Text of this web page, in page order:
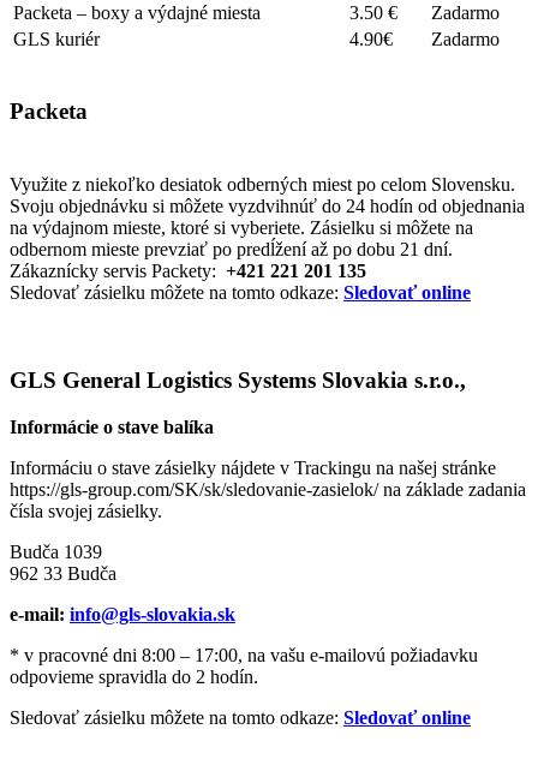
Packeta – boxy a výdajné miesta
3.50 €
Zadarmo
GLS kuriér
4.90€ Zadarmo
Packeta
Využite z niekoľko desiatok odberných miest po celom Slovensku.
Svoju objednávku si môžete vyzdvihnúť do 24 hodín od objednania
na výdajnom mieste, ktoré si vyberiete. Zásielku si môžete na
odbernom mieste prevziať po predĺžení až po dobu 21 dní.
Zákaznícky servis Packety: +421 221 201 135
Sledovať zásielku môžete na tomto odkaze: Sledovať online
GLS General Logistics Systems Slovakia s.r.o.,
Informácie o stave balíka
Informáciu o stave zásielky nájdete v Trackingu na našej stránke
https://gls-group.com/SK/sk/sledovanie-zasielok/ na základe zadania
čísla svojej zásielky.
Budča 1039
962 33 Budča
e-mail: info@gls-slovakia.sk
* v pracovné dni 8:00 – 17:00, na vašu e-mailovú požiadavku
odpovieme spravidla do 2 hodín.
Sledovať zásielku môžete na tomto odkaze: Sledovať online